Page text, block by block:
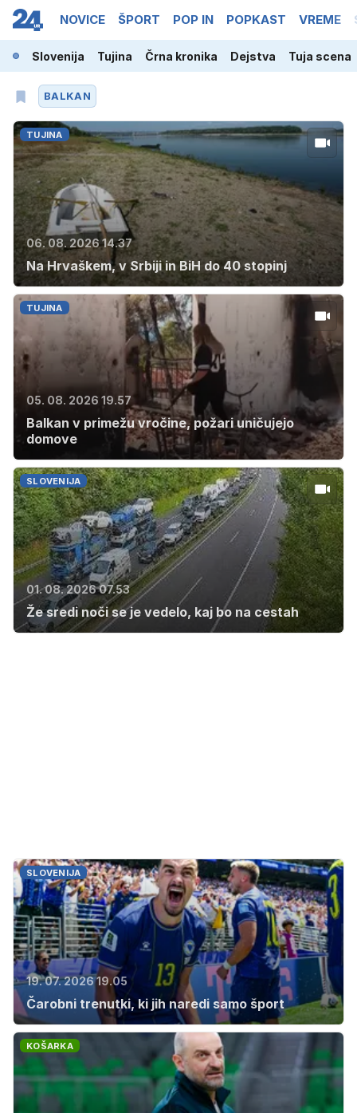
NOVICE ŠPORT POP IN POPKAST VREME
Slovenija Tujina Črna kronika Dejstva Tuja scena
BALKAN
TUJINA
06. 08. 2026 14.37
Na Hrvaškem, v Srbiji in BiH do 40 stopinj
TUJINA
05. 08. 2026 19.57
Balkan v primežu vročine, požari uničujejo
domove
SLOVENIJA
01. 08. 2026 07.53
Že sredi noči se je vedelo, kaj bo na cestah
SLOVENIJA
19. 07. 2026 19.05
Čarobni trenutki, ki jih naredi samo šport
KOŠARKA